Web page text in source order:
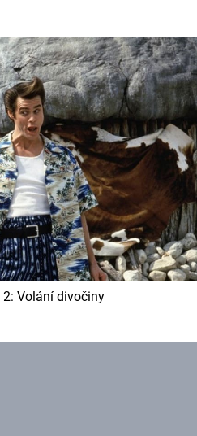
Volání divočiny